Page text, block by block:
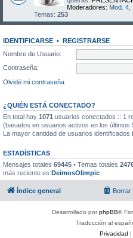
Moderadores: Mod. 4
Temas: 253
IDENTIFICARSE • REGISTRARSE
Nombre de Usuario:
Contraseña:
Olvidé mi contraseña
¿QUIÉN ESTÁ CONECTADO?
En total hay 1071 usuarios conectados :: 1
(basados en usuarios activos en los últimos
La mayor cantidad de usuarios identificados
ESTADÍSTICAS
Mensajes totales 69445 • Temas totales
más reciente es DeimosOlimpic
Índice general Borrar
Desarrollado porphpBB®
Traducción al
Privacidad |